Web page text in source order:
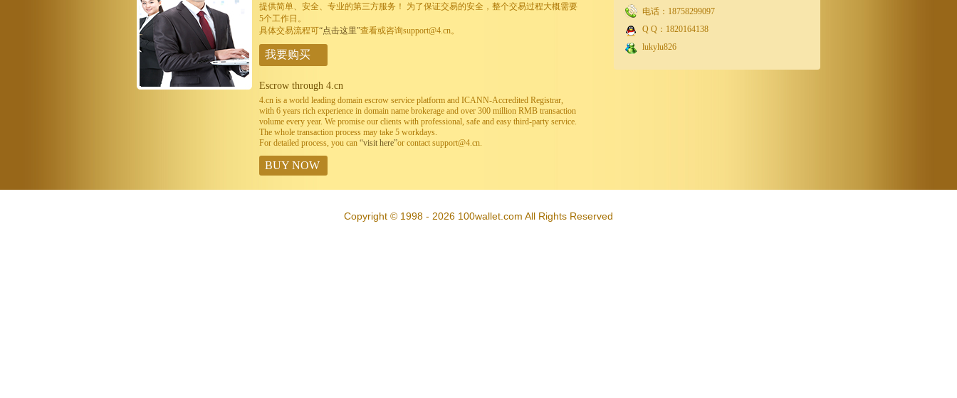
提供简单、安全、专业的第三方服务！ 为了保证交易的安全，整个交易过程大概需要
5个工作日。
具体交易流程可“点击这里”查看或咨询support@4.cn。
我要购买
Escrow through 4.cn
4.cn is a world leading domain escrow service platform and ICANN-Accredited Registrar,
with 6 years rich experience in domain name brokerage and over 300 million RMB transaction
volume every year. We promise our clients with professional, safe and easy third-party service.
The whole transaction process may take 5 workdays.
For detailed process, you can “visit here”or contact support@4.cn.
BUY NOW
电话：18758299097
Q Q：1820164138
lukylu826
Copyright © 1998 - 2026 100wallet.com All Rights Reserved